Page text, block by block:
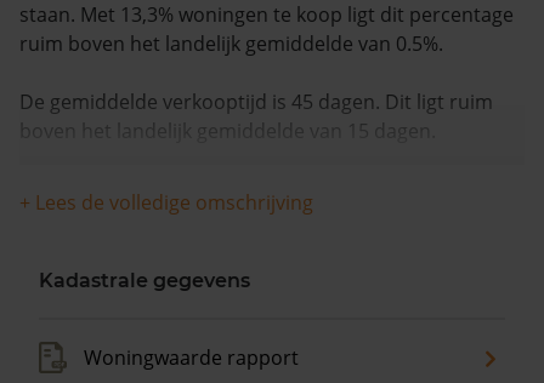
staan. Met 13,3% woningen te koop ligt dit percentage
ruim boven het landelijk gemiddelde van 0.5%.
De gemiddelde verkooptijd is 45 dagen. Dit ligt ruim
boven het landelijk gemiddelde van 15 dagen.
De gemiddelde huizenprijs is €732.250. De gemiddelde
vraagprijs is €732.250. In de afgelopen 12 maanden is
+ Lees de volledige omschrijving
Kadastrale gegevens
Woningwaarde rapport